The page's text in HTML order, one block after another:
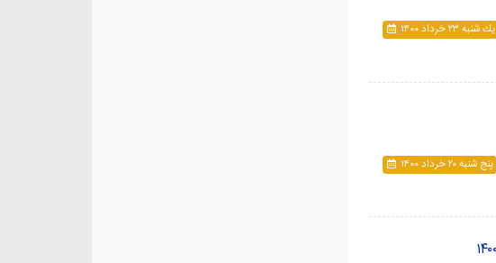
يك شنبه ۲۳ خرداد ۱۴۰۰
پنج شنبه ۲۰ خرداد ۱۴۰۰